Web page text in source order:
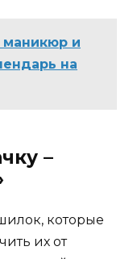
маникюр и
на
–
которые
их от